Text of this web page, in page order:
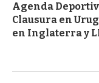
Agenda
Clausura en
en Inglaterra y